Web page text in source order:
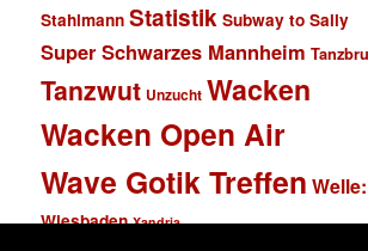
Stahlmann Statistik Subway to Sally
Super Schwarzes Mannheim
Tanzwut Unzucht Wacken
Wacken Open Air
Wave Gotik Treffen
Wiesbaden Xandria